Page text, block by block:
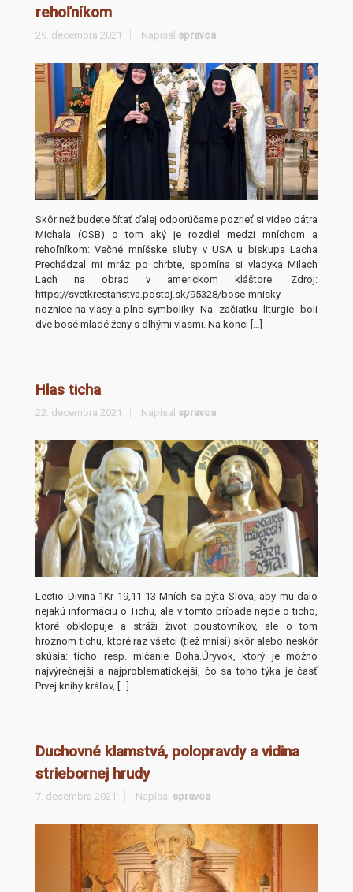
rehoľníkom
29. decembra 2021 Napísal spravca
Skôr než budete čítať ďalej odporúčame pozrieť si video pátra
Michala (OSB) o tom aký je rozdiel medzi mníchom a
rehoľníkom: Večné mníšske sľuby v USA u biskupa Lacha
Prechádzal mi mráz po chrbte, spomína si vladyka Milach
Lach na obrad v americkom kláštore. Zdroj:
https://svetkrestanstva.postoj.sk/95328/bose-mnisky-
noznice-na-vlasy-a-plno-symboliky Na začiatku liturgie boli
dve bosé mladé ženy s dlhými vlasmi. Na konci […]
Hlas ticha
22. decembra 2021 Napísal spravca
Lectio Divina 1Kr 19,11-13 Mních sa pýta Slova, aby mu dalo
nejakú informáciu o Tichu, ale v tomto prípade nejde o ticho,
ktoré obklopuje a stráži život poustovníkov, ale o tom
hroznom tichu, ktoré raz všetci (tiež mnísi) skôr alebo neskôr
skúsia: ticho resp. mlčanie Boha.Úryvok, ktorý je možno
najvýrečnejší a najproblematickejší, čo sa toho týka je časť
Prvej knihy kráľov, […]
Duchovné klamstvá, polopravdy a vidina
striebornej hrudy
7. decembra 2021 Napísal spravca